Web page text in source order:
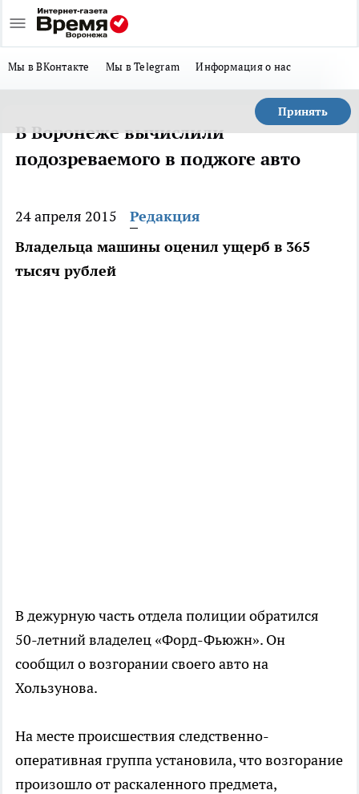
Мы в ВКонтакте Мы в Telegram Информация о нас
Принять
В Воронеже вычислили
подозреваемого в поджоге авто
24 апреля 2015
Редакция
Владельца машины оценил ущерб в 365
тысяч рублей
В дежурную часть отдела полиции обратился
50-летний владелец «Форд-Фьюжн». Он
сообщил о возгорании своего авто на
Хользунова.
На месте происшествия следственно-
оперативная группа установила, что возгорание
произошло от раскаленного предмета,